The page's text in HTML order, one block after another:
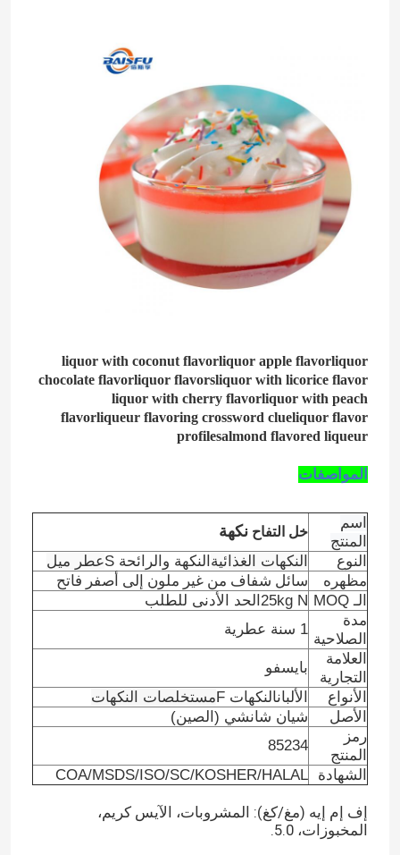
liquor with coconut flavorliquor apple flavorliquor
chocolate flavorliquor flavorsliquor with licorice flavor
liquor with cherry flavorliquor with peach
flavorliqueur flavoring crossword clueliquor flavor
profilesalmond flavored liqueur
المواصفات
اسم
المنتج
خل التفاح نكهة
النوع النكهات الغذائية النكهة والرائحة S
عطر ميل
مظهره
سائل شفاف من غير ملون إلى أصفر فاتح
الـ MOQ 25kg Nالحد الأدنى للطلب
مدة
الصلاحية
1 سنة عطرية
العلامة
التجارية
بايسفو
الأنواع
الألبانالنكهات F
مستخلصات النكهات
الأصل
شيان شانشي (الصين)
رمز
المنتج
85234
الشهادة
COA/MSDS/ISO/SC/KOSHER/HALAL
إف إم إيه (مغ/كغ): المشروبات، الآيس كريم،
المخبوزات، 5.0.